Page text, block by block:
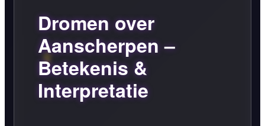
Dromen over
Aanscherpen –
Betekenis &
Interpretatie